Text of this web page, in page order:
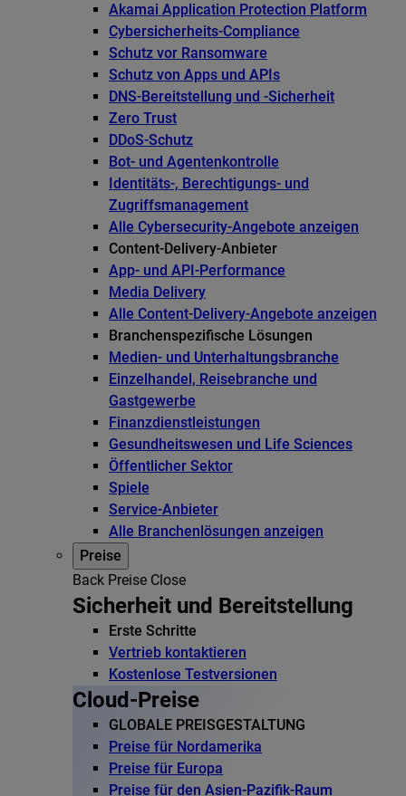
Akamai Application Protection Platform
Cybersicherheits-Compliance
Schutz vor Ransomware
Schutz von Apps und APIs
DNS-Bereitstellung und -Sicherheit
Zero Trust
DDoS-Schutz
Bot- und Agentenkontrolle
Identitäts-, Berechtigungs- und
Zugriffsmanagement
Alle Cybersecurity-Angebote anzeigen
Content-Delivery-Anbieter
App- und API-Performance
Media Delivery
Alle Content-Delivery-Angebote anzeigen
Branchenspezifische Lösungen
Medien- und Unterhaltungsbranche
Einzelhandel, Reisebranche und
Gastgewerbe
Finanzdienstleistungen
Gesundheitswesen und Life Sciences
Öffentlicher Sektor
Spiele
Service-Anbieter
Alle Branchenlösungen anzeigen
Preise
Back Preise Close
Sicherheit und Bereitstellung
Erste Schritte
Vertrieb kontaktieren
Kostenlose Testversionen
Cloud-Preise
GLOBALE PREISGESTALTUNG
Preise für Nordamerika
Preise für Europa
Preise für den Asien-Pazifik-Raum